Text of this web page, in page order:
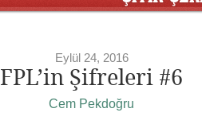
Eylül 24, 2016
FPL’in Şifreleri #6
Cem Pekdoğru